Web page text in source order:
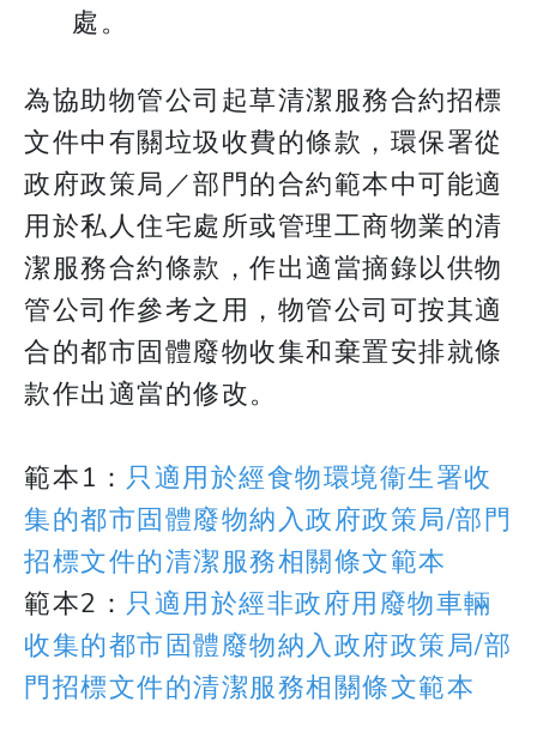
處。
為協助物管公司起草清潔服務合約招標
文件中有關垃圾收費的條款，環保署從
政府政策局／部門的合約範本中可能適
用於私人住宅處所或管理工商物業的清
潔服務合約條款，作出適當摘錄以供物
管公司作參考之用，物管公司可按其適
合的都市固體廢物收集和棄置安排就條
款作出適當的修改。
範本1： 只適用於經食物環境衞生署收
集的都市固體廢物納入政府政策局/部門
招標文件的清潔服務相關條文範本
範本2： 只適用於經非政府用廢物車輛
收集的都市固體廢物納入政府政策局/部
門招標文件的清潔服務相關條文範本